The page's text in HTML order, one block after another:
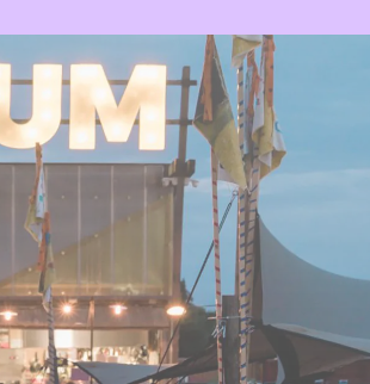
Jouw event bij RAUM
Pleinotheek
PARTNERS
Berlijnplein